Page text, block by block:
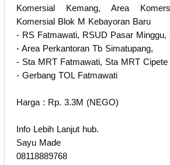
Komersial Kemang, Area
Komersial Blok M Kebayoran Baru
- RS Fatmawati, RSUD Pasar Minggu,
- Area Perkantoran Tb Simatupang,
- Sta MRT Fatmawati, Sta MRT Cipete
- Gerbang TOL Fatmawati
Harga : Rp. 3.3M (NEGO)
Info Lebih Lanjut hub.
Sayu Made
08118889768